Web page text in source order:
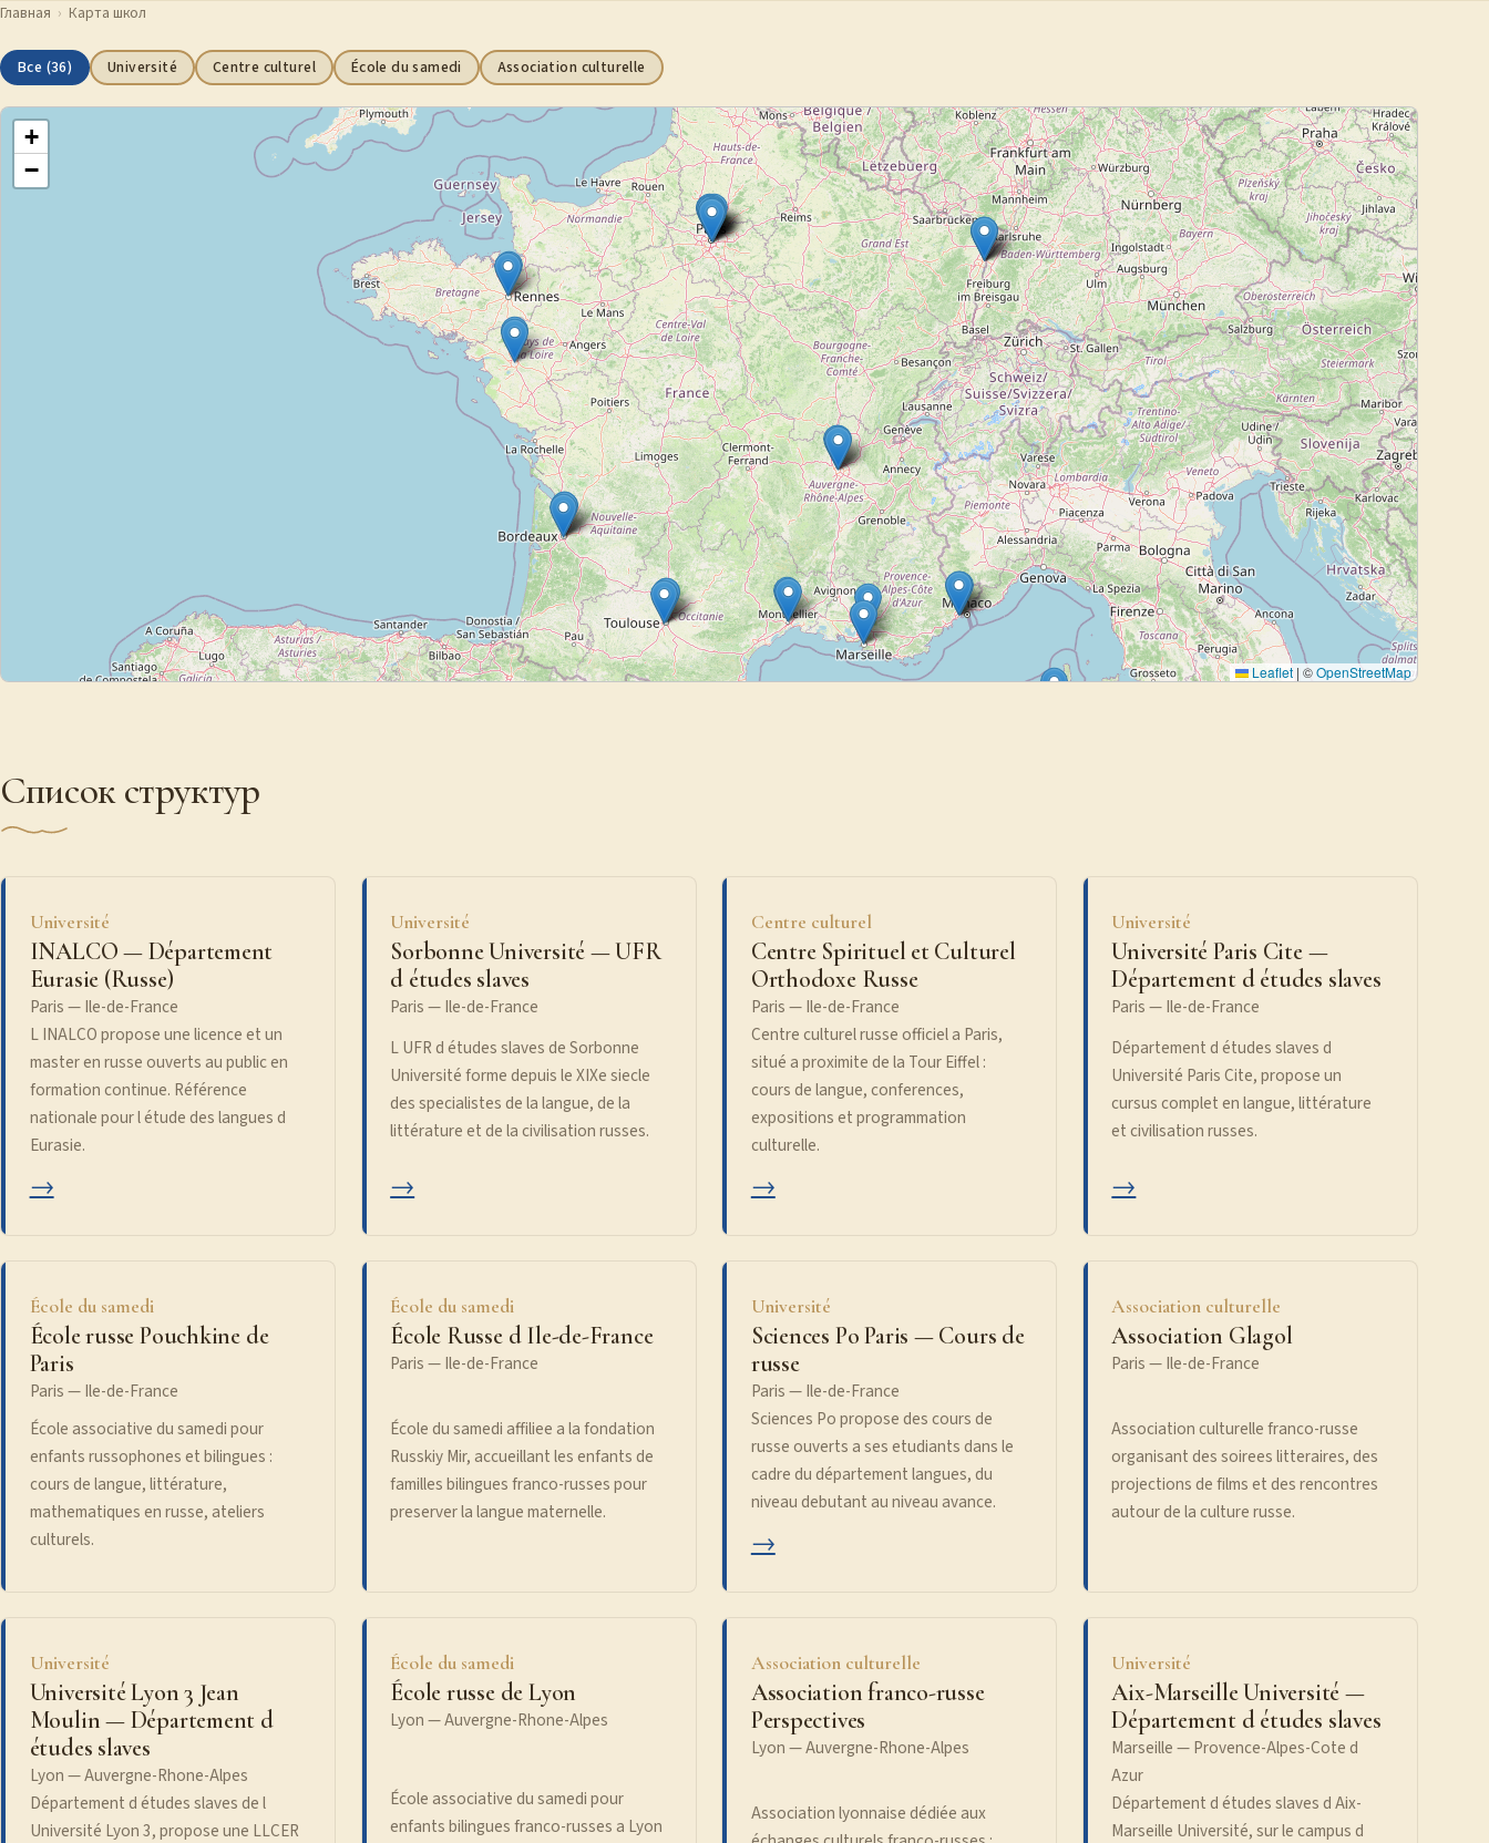
Главная › Карта школ
Все (36) Université Centre culturel École du samedi Association culturelle
+
−
Leaflet | ©OpenStreetMap
Список структур
Université
INALCO — Département
Eurasie (Russe)
Paris — Ile-de-France
L INALCO propose une licence et un
master en russe ouverts au public en
formation continue. Référence
nationale pour l étude des langues d
Eurasie.
→
Université
Sorbonne Université — UFR
d études slaves
Paris — Ile-de-France
L UFR d études slaves de Sorbonne
Université forme depuis le XIXe siecle
des specialistes de la langue, de la
littérature et de la civilisation russes.
→
Centre culturel
Centre Spirituel et Culturel
Orthodoxe Russe
Paris — Ile-de-France
Centre culturel russe officiel a Paris,
situé a proximite de la Tour Eiffel :
cours de langue, conferences,
expositions et programmation
culturelle.
→
Université
Université Paris Cite —
Département d études slaves
Paris — Ile-de-France
Département d études slaves d
Université Paris Cite, propose un
cursus complet en langue, littérature
et civilisation russes.
→
École du samedi
École russe Pouchkine de
Paris
Paris — Ile-de-France
École associative du samedi pour
enfants russophones et bilingues :
cours de langue, littérature,
mathematiques en russe, ateliers
culturels.
École du samedi
École Russe d Ile-de-France
Paris — Ile-de-France
École du samedi affiliee a la fondation
Russkiy Mir, accueillant les enfants de
familles bilingues franco-russes pour
preserver la langue maternelle.
Université
Sciences Po Paris — Cours de
russe
Paris — Ile-de-France
Sciences Po propose des cours de
russe ouverts a ses etudiants dans le
cadre du département langues, du
niveau debutant au niveau avance.
→
Association culturelle
Association Glagol
Paris — Ile-de-France
Association culturelle franco-russe
organisant des soirees litteraires, des
projections de films et des rencontres
autour de la culture russe.
Université
Université Lyon 3 Jean
Moulin — Département d
études slaves
Lyon — Auvergne-Rhone-Alpes
Département d études slaves de l
Université Lyon 3, propose une LLCER
École du samedi
École russe de Lyon
Lyon — Auvergne-Rhone-Alpes
École associative du samedi pour
enfants bilingues franco-russes a Lyon
Association culturelle
Association franco-russe
Perspectives
Lyon — Auvergne-Rhone-Alpes
Association lyonnaise dédiée aux
Université
Aix-Marseille Université —
Département d études slaves
Marseille — Provence-Alpes-Cote d
Azur
Département d études slaves d Aix-
Marseille Université, sur le campus d